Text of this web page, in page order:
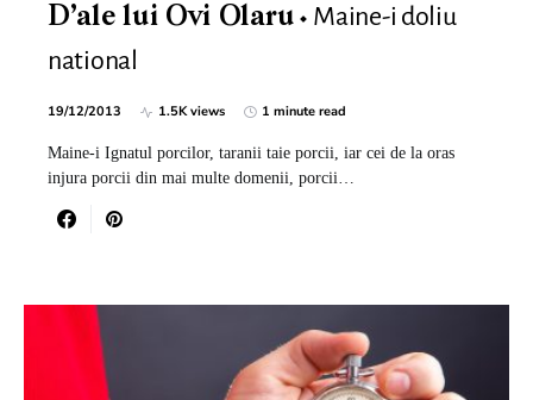
D’ale lui Ovi Olaru
Maine-i doliu
national
19/12/2013 1.5K views 1 minute read
Maine-i Ignatul porcilor, taranii taie porcii, iar cei de la oras
injura porcii din mai multe domenii, porcii…